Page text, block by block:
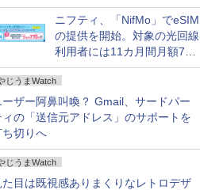
ョンへの更新を呼び掛け
ニフティ、「NifMo」でeSIM
の提供を開始。対象の光回線
利用者には11カ月間月額770
円割引のキャンペーン
じうまWatch
ーザー阿鼻叫喚？ Gmail、サードパー
ィの「送信元アドレス」のサポートを
ち切りへ
じうまWatch
た目は既視感ありまくりなレトロデザ